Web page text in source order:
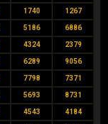
1740 1267
5186 6886
4324 2379
6289 9056
7798 7371
5693 8731
4543 4184